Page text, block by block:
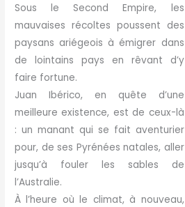
Sous le Second Empire, les
mauvaises récoltes poussent des
paysans ariégeois à émigrer dans
de lointains pays en rêvant d’y
faire fortune.
Juan Ibérico, en quête d’une
meilleure existence, est de ceux-là
: un manant qui se fait aventurier
pour, de ses Pyrénées natales, aller
jusqu’à fouler les sables de
l’Australie.
À l’heure où le climat, à nouveau,